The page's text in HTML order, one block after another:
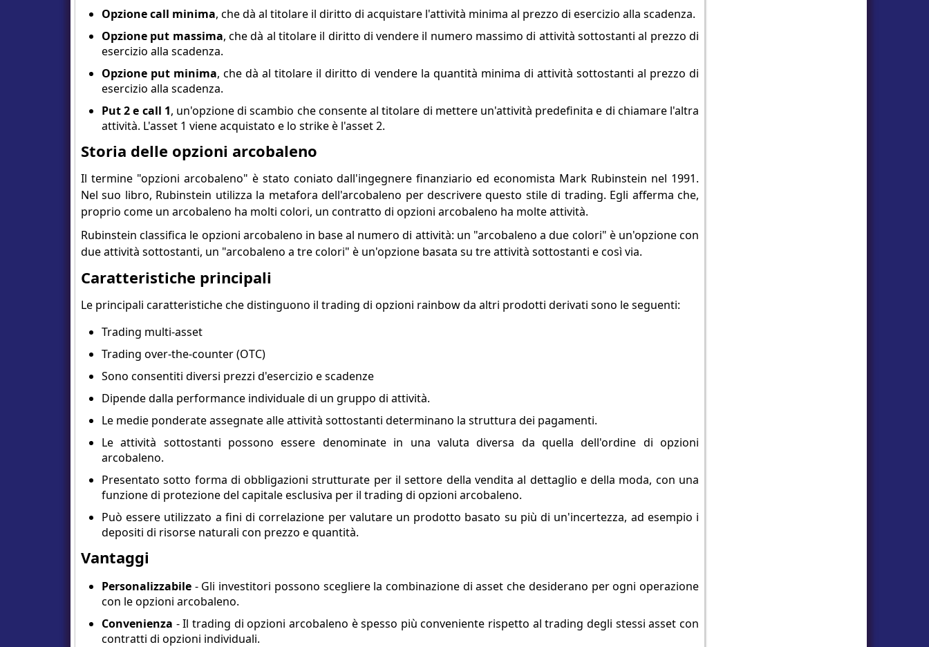
Opzione call minima, che dà al titolare il diritto di acquistare l'attività minima al prezzo di esercizio alla scadenza.
Opzione put massima, che dà al titolare il diritto di vendere il numero massimo di attività sottostanti al prezzo di
esercizio alla scadenza.
Opzione put minima, che dà al titolare il diritto di vendere la quantità minima di attività sottostanti al prezzo di
esercizio alla scadenza.
Put 2 e call 1, un'opzione di scambio che consente al titolare di mettere un'attività predefinita e di chiamare l'altra
attività. L'asset 1 viene acquistato e lo strike è l'asset 2.
Storia delle opzioni arcobaleno
Il termine "opzioni arcobaleno" è stato coniato dall'ingegnere finanziario ed economista Mark Rubinstein nel 1991.
Nel suo libro, Rubinstein utilizza la metafora dell'arcobaleno per descrivere questo stile di trading. Egli afferma che,
proprio come un arcobaleno ha molti colori, un contratto di opzioni arcobaleno ha molte attività.
Rubinstein classifica le opzioni arcobaleno in base al numero di attività: un "arcobaleno a due colori" è un'opzione con
due attività sottostanti, un "arcobaleno a tre colori" è un'opzione basata su tre attività sottostanti e così via.
Caratteristiche principali
Le principali caratteristiche che distinguono il trading di opzioni rainbow da altri prodotti derivati sono le seguenti:
Trading multi-asset
Trading over-the-counter (OTC)
Sono consentiti diversi prezzi d'esercizio e scadenze
Dipende dalla performance individuale di un gruppo di attività.
Le medie ponderate assegnate alle attività sottostanti determinano la struttura dei pagamenti.
Le attività sottostanti possono essere denominate in una valuta diversa da quella dell'ordine di opzioni
arcobaleno.
Presentato sotto forma di obbligazioni strutturate per il settore della vendita al dettaglio e della moda, con una
funzione di protezione del capitale esclusiva per il trading di opzioni arcobaleno.
Può essere utilizzato a fini di correlazione per valutare un prodotto basato su più di un'incertezza, ad esempio i
depositi di risorse naturali con prezzo e quantità.
Vantaggi
Personalizzabile - Gli investitori possono scegliere la combinazione di asset che desiderano per ogni operazione
con le opzioni arcobaleno.
Convenienza - Il trading di opzioni arcobaleno è spesso più conveniente rispetto al trading degli stessi asset con
contratti di opzioni individuali.